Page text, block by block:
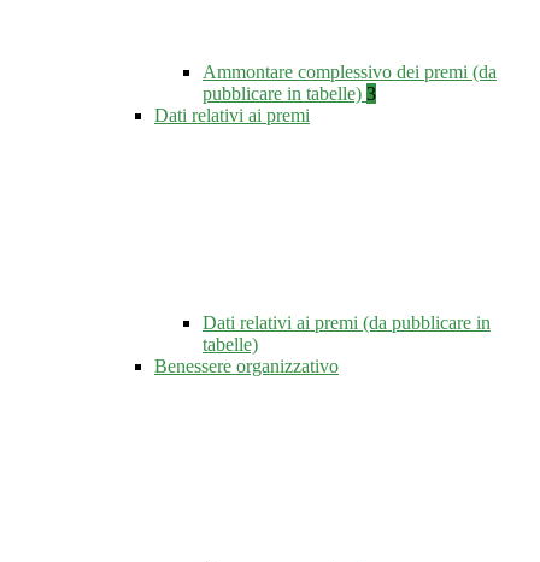
Ammontare complessivo dei premi (da
pubblicare in tabelle) 3
Dati relativi ai premi
Dati relativi ai premi (da pubblicare in
tabelle)
Benessere organizzativo